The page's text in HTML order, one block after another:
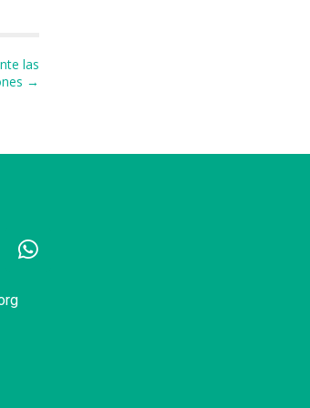
las
→